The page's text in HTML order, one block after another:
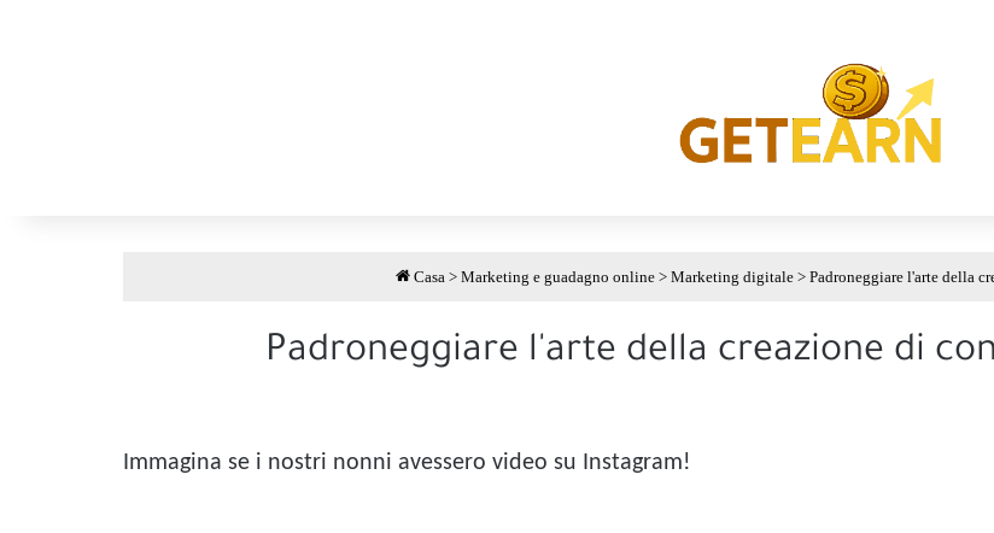
Casa > Marketing e guadagno online > Marketing digitale > Padroneggiare l'arte della
Padroneggiare l'arte della creazione di
Immagina se i nostri nonni avessero video su Instagram!